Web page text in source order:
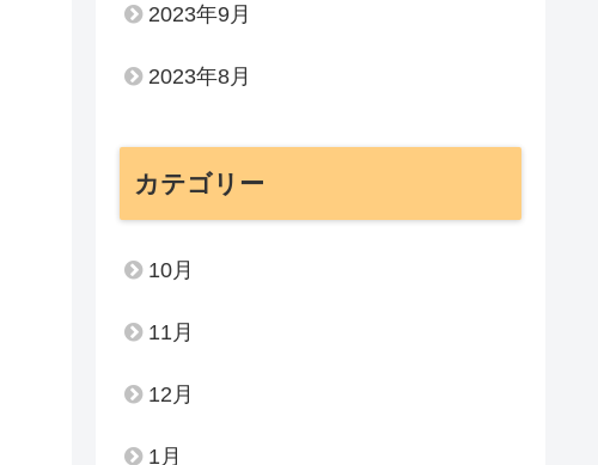
2023年9月
2023年8月
カテゴリー
10月
11月
12月
1月